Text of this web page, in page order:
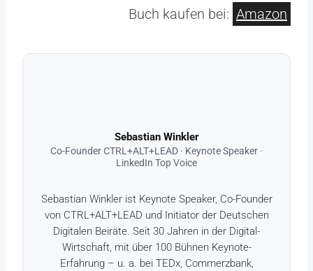
Buch kaufen bei: Amazon
Sebastian Winkler
Co-Founder CTRL+ALT+LEAD · Keynote Speaker ·
LinkedIn Top Voice
Sebastian Winkler ist Keynote Speaker, Co-Founder
von CTRL+ALT+LEAD und Initiator der Deutschen
Digitalen Beiräte. Seit 30 Jahren in der Digital-
Wirtschaft, mit über 100 Bühnen Keynote-
Erfahrung – u. a. bei TEDx, Commerzbank,